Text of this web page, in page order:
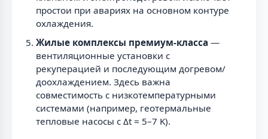
простои при авариях на основном контуре
охлаждения.
Жилые комплексы премиум-класса —
вентиляционные установки с
рекуперацией и последующим догревом/
доохлаждением. Здесь важна
совместимость с низкотемпературными
системами (например, геотермальные
тепловые насосы с Δt = 5–7 K).